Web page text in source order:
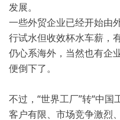
发展。
一些外贸企业已经开始由
行试水但收效杯水车薪，
仍心系海外，当然也有企
便倒下了。
不过，“世界工厂”转“中国
客户有限、市场竞争激烈